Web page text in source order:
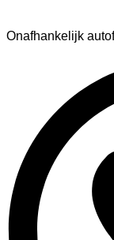
Onafhankelijk